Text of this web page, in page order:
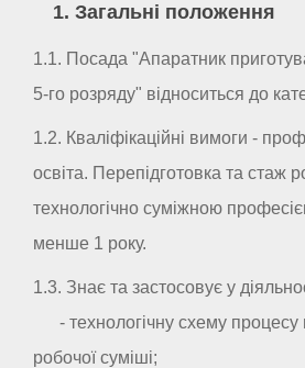
1. Загальні положення
1.1. Посада "Апаратник
5-го розряду" відноситься до
1.2. Кваліфікаційні вимоги -
освіта. Перепідготовка та стаж
технологічно суміжною
менше 1 року.
1.3. Знає та застосовує у
- технологічну схему процесу
робочої суміші;